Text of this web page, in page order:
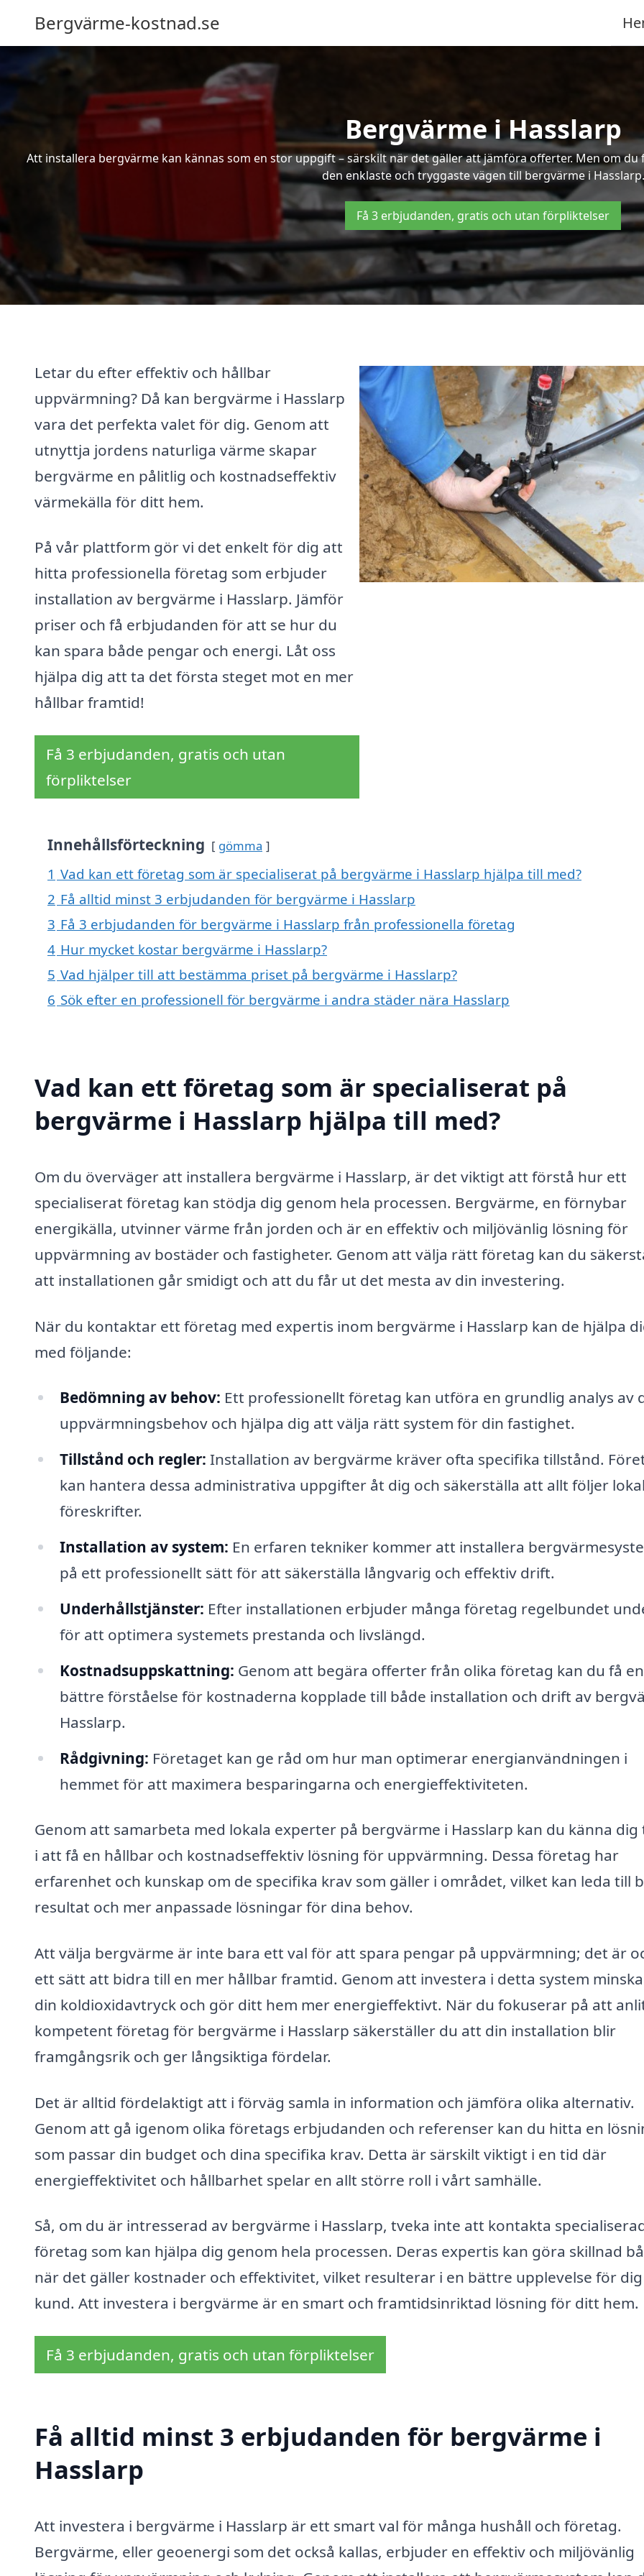
Bergvärme-kostnad.se
Bergvärme i Hasslarp
Att installera bergvärme kan kännas som en stor uppgift – särskilt när det gäller att jämföra offerter. Men om
den enklaste och tryggaste vägen till bergvärme i Hasslarp.
Få 3 erbjudanden, gratis och utan förpliktelser
Letar du efter effektiv och hållbar
uppvärmning? Då kan bergvärme i Hasslarp
vara det perfekta valet för dig. Genom att
utnyttja jordens naturliga värme skapar
bergvärme en pålitlig och kostnadseffektiv
värmekälla för ditt hem.
På vår plattform gör vi det enkelt för dig att
hitta professionella företag som erbjuder
installation av bergvärme i Hasslarp. Jämför
priser och få erbjudanden för att se hur du
kan spara både pengar och energi. Låt oss
hjälpa dig att ta det första steget mot en mer
hållbar framtid!
Få 3 erbjudanden, gratis och utan
förpliktelser
Innehållsförteckning gömma
1 Vad kan ett företag som är specialiserat på bergvärme i Hasslarp hjälpa till med?
2 Få alltid minst 3 erbjudanden för bergvärme i Hasslarp
3 Få 3 erbjudanden för bergvärme i Hasslarp från professionella företag
4 Hur mycket kostar bergvärme i Hasslarp?
5 Vad hjälper till att bestämma priset på bergvärme i Hasslarp?
6 Sök efter en professionell för bergvärme i andra städer nära Hasslarp
Vad kan ett företag som är specialiserat på
bergvärme i Hasslarp hjälpa till med?
Om du överväger att installera bergvärme i Hasslarp, är det viktigt att förstå hur ett
specialiserat företag kan stödja dig genom hela processen. Bergvärme, en förnybar
energikälla, utvinner värme från jorden och är en effektiv och miljövänlig lösning för
uppvärmning av bostäder och fastigheter. Genom att välja rätt företag kan du
att installationen går smidigt och att du får ut det mesta av din investering.
När du kontaktar ett företag med expertis inom bergvärme i Hasslarp kan de hjälpa
med följande:
Bedömning av behov: Ett professionellt företag kan utföra en grundlig analys av
uppvärmningsbehov och hjälpa dig att välja rätt system för din fastighet.
Tillstånd och regler: Installation av bergvärme kräver ofta specifika tillstånd.
kan hantera dessa administrativa uppgifter åt dig och säkerställa att allt följer
föreskrifter.
Installation av system: En erfaren tekniker kommer att installera
på ett professionellt sätt för att säkerställa långvarig och effektiv drift.
Underhållstjänster: Efter installationen erbjuder många företag regelbundet
för att optimera systemets prestanda och livslängd.
Kostnadsuppskattning: Genom att begära offerter från olika företag kan du få en
bättre förståelse för kostnaderna kopplade till både installation och drift av
Hasslarp.
Rådgivning: Företaget kan ge råd om hur man optimerar energianvändningen i
hemmet för att maximera besparingarna och energieffektiviteten.
Genom att samarbeta med lokala experter på bergvärme i Hasslarp kan du känna
i att få en hållbar och kostnadseffektiv lösning för uppvärmning. Dessa företag har
erfarenhet och kunskap om de specifika krav som gäller i området, vilket kan leda till
resultat och mer anpassade lösningar för dina behov.
Att välja bergvärme är inte bara ett val för att spara pengar på uppvärmning; det är
ett sätt att bidra till en mer hållbar framtid. Genom att investera i detta system
din koldioxidavtryck och gör ditt hem mer energieffektivt. När du fokuserar på att
kompetent företag för bergvärme i Hasslarp säkerställer du att din installation blir
framgångsrik och ger långsiktiga fördelar.
Det är alltid fördelaktigt att i förväg samla in information och jämföra olika alternativ.
Genom att gå igenom olika företags erbjudanden och referenser kan du hitta en
som passar din budget och dina specifika krav. Detta är särskilt viktigt i en tid där
energieffektivitet och hållbarhet spelar en allt större roll i vårt samhälle.
Så, om du är intresserad av bergvärme i Hasslarp, tveka inte att kontakta
företag som kan hjälpa dig genom hela processen. Deras expertis kan göra skillnad
när det gäller kostnader och effektivitet, vilket resulterar i en bättre upplevelse för
kund. Att investera i bergvärme är en smart och framtidsinriktad lösning för ditt hem.
Få 3 erbjudanden, gratis och utan förpliktelser
Få alltid minst 3 erbjudanden för bergvärme i
Hasslarp
Att investera i bergvärme i Hasslarp är ett smart val för många hushåll och företag.
Bergvärme, eller geoenergi som det också kallas, erbjuder en effektiv och miljövänlig